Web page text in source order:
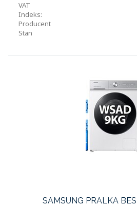
VAT
Indeks:
Producent
Stan
SAMSUNG PRALKA